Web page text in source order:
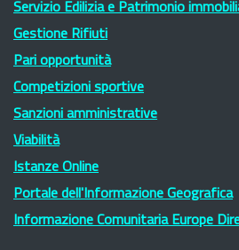
Servizio Edilizia e Patrimonio
Gestione Rifiuti
Pari opportunità
Competizioni sportive
Sanzioni amministrative
Viabilità
Istanze Online
Portale dell'Informazione Geografica
Informazione Comunitaria Europe